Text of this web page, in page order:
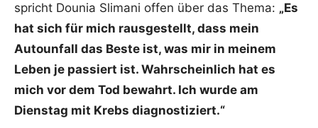
spricht Dounia Slimani offen über das Thema: „Es
hat sich für mich rausgestellt, dass mein
Autounfall das Beste ist, was mir in meinem
Leben je passiert ist. Wahrscheinlich hat es
mich vor dem Tod bewahrt. Ich wurde am
Dienstag mit Krebs diagnostiziert.“